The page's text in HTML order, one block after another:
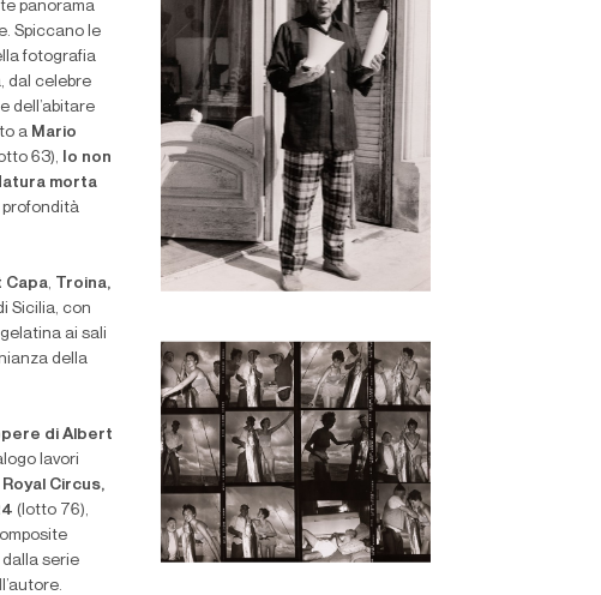
panorama
Spiccano le
fotografia
dal celebre
dell’abitare
a Mario
63),
Io non
morta
profondità
Capa, Troina,
Sicilia, con
ai sali
della
di Albert
lavori
Circus,
(lotto 76),
serie